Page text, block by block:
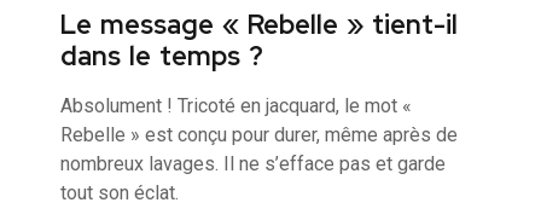
Le message « Rebelle » tient-il
dans le temps ?
Absolument ! Tricoté en jacquard, le mot «
Rebelle » est conçu pour durer, même après de
nombreux lavages. Il ne s’efface pas et garde
tout son éclat.